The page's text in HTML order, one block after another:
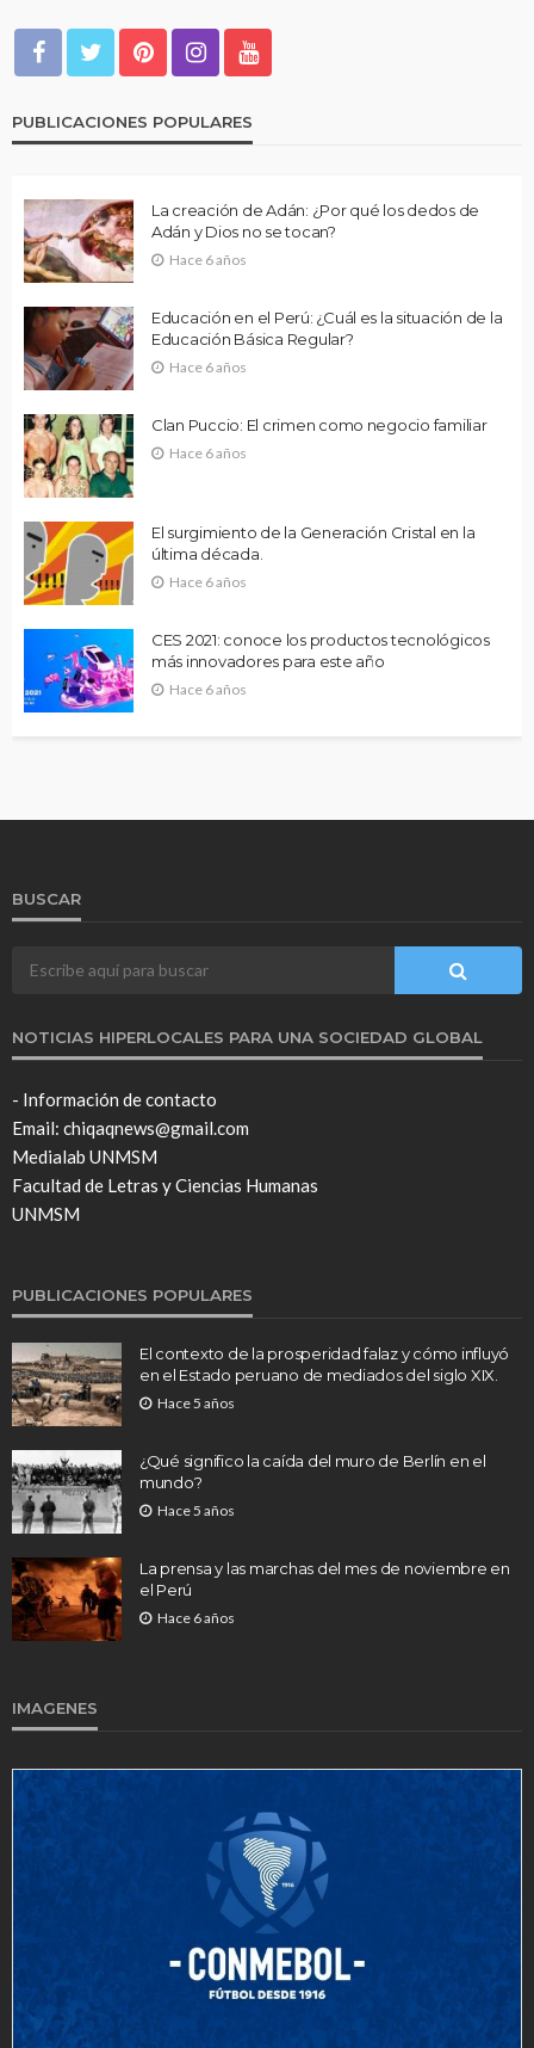
PUBLICACIONES POPULARES
La creación de Adán: ¿Por qué los dedos de
Adán y Dios no se tocan?
Hace 6 años
Educación en el Perú: ¿Cuál es la situación de la
Educación Básica Regular?
Hace 6 años
Clan Puccio: El crimen como negocio familiar
Hace 6 años
El surgimiento de la Generación Cristal en la
última década.
Hace 6 años
CES 2021: conoce los productos tecnológicos
más innovadores para este año
Hace 6 años
BUSCAR
NOTICIAS HIPERLOCALES PARA UNA SOCIEDAD GLOBAL
- Información de contacto
Email: chiqaqnews@gmail.com
Medialab UNMSM
Facultad de Letras y Ciencias Humanas
UNMSM
PUBLICACIONES POPULARES
El contexto de la prosperidad falaz y cómo influyó
en el Estado peruano de mediados del siglo XIX.
Hace 5 años
¿Qué significo la caída del muro de Berlín en el
mundo?
Hace 5 años
La prensa y las marchas del mes de noviembre en
el Perú
Hace 6 años
IMAGENES